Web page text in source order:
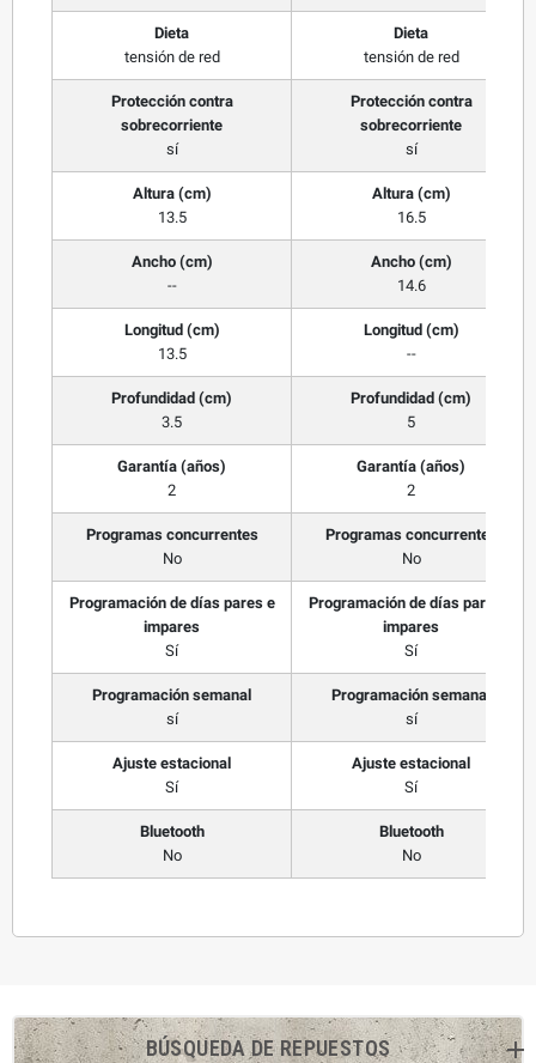
Dieta
tensión de red
Dieta
tensión de red
Protección contra
sobrecorriente
sí
Protección contra
sobrecorriente
sí
Altura (cm)
13.5
Altura (cm)
16.5
Ancho (cm)
--
Ancho (cm)
14.6
Longitud (cm)
13.5
Longitud (cm)
--
Profundidad (cm)
3.5
Profundidad (cm)
5
Garantía (años)
2
Garantía (años)
2
Programas concurrentes
No
Programas concurrentes
No
Programación de días pares e
impares
Sí
Programación de días pares e
impares
Sí
Programación semanal
sí
Programación semanal
sí
Ajuste estacional
Sí
Ajuste estacional
Sí
Bluetooth
No
Bluetooth
No
BÚSQUEDA DE REPUESTOS